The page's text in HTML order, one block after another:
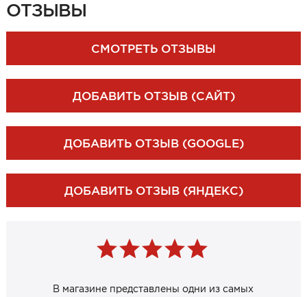
ЗАКАЗАТЬ ЗАМЕР
ОТЗЫВЫ
СМОТРЕТЬ ОТЗЫВЫ
ДОБАВИТЬ ОТЗЫВ (САЙТ)
ДОБАВИТЬ ОТЗЫВ (GOOGLE)
ДОБАВИТЬ ОТЗЫВ (ЯНДЕКС)
В магазине представлены одни из самых